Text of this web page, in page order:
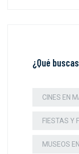
¿Qué
CINES EN
FIESTAS Y
MUSEOS